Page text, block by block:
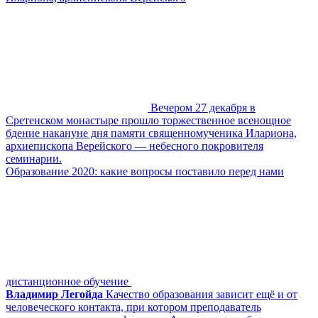
Вечером 27 декабря в
Сретенском монастыре прошло торжественное всенощное
бдение накануне дня памяти священномученика Илариона,
архиепископа Верейского — небесного покровителя
семинарии.⁠
Образование 2020: какие вопросы поставило перед нами
дистанционное обучение
Владимир Легойда Качество образования зависит ещё и от
человеческого контакта, при котором преподаватель